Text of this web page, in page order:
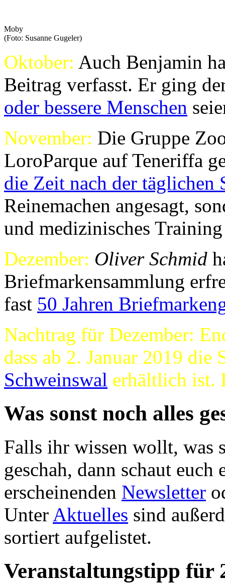
Moby
(Foto: Susanne Gugeler)
Oktober: Auch Benjamin
Beitrag verfasst. Er ging
oder bessere Menschen
November: Die Gruppe
LoroParque auf Teneriffa
die Zeit nach der täglichen
Reinemachen angesagt,
und medizinisches
Dezember: Oliver Schmid
Briefmarkensammlung
fast 50 Jahren
Nachtrag für Dezember:
dass ab 2. Januar 2019
Schweinswal erhältlich ist.
Was sonst noch alles
Falls ihr wissen wollt, was
geschah, dann schaut
erscheinenden Newsletter
Unter Aktuelles sind
sortiert aufgelistet.
Veranstaltungstipp für